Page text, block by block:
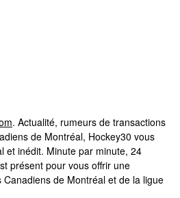
. Actualité, rumeurs de transactions
de Montréal, Hockey30 vous
et inédit. Minute par minute, 24
présent pour vous offrir une
de Montréal et de la ligue